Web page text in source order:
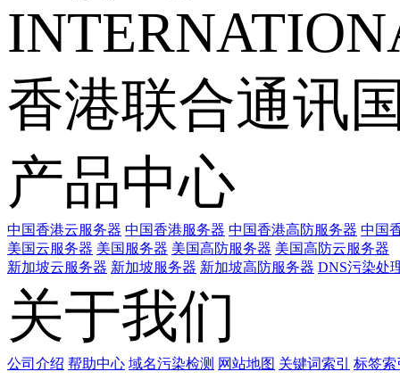
香港联合通讯
产品中心
中国香港云服务器 中国香港服务器 中国香港高防服务器 中国
美国云服务器 美国服务器 美国高防服务器 美国高防云服务器
新加坡云服务器 新加坡服务器 新加坡高防服务器 DNS污染处
关于我们
公司介绍 帮助中心 域名污染检测 网站地图 关键词索引 标签索